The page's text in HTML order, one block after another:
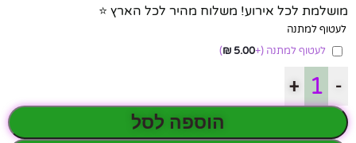
מושלמת לכל אירוע! משלוח מהיר לכל הארץ ⭐
לעטוף למתנה
לעטוף למתנה (+
5.00
₪
)
-
+
הוספה לסל